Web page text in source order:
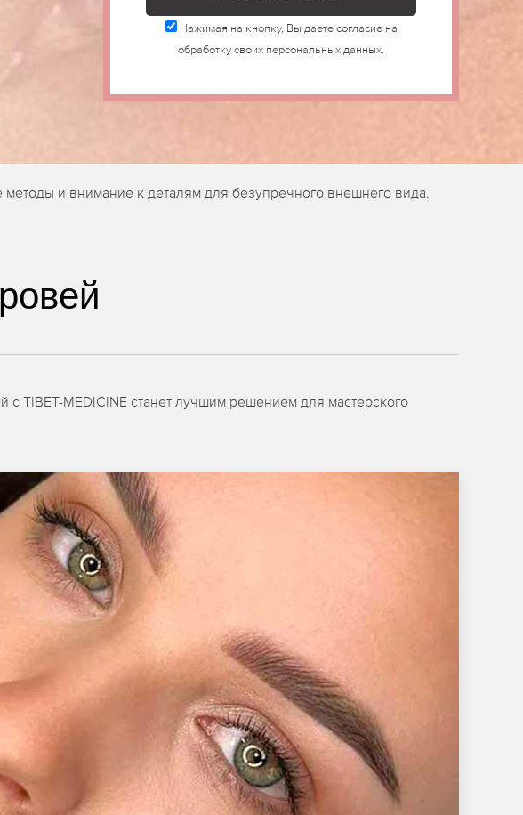
Нажимая на кнопку, Вы даете согласие на
обработку своих персональных данных.
и внимание к деталям для безупречного внешнего вида.
TIBET-MEDICINE станет лучшим решением для мастерского